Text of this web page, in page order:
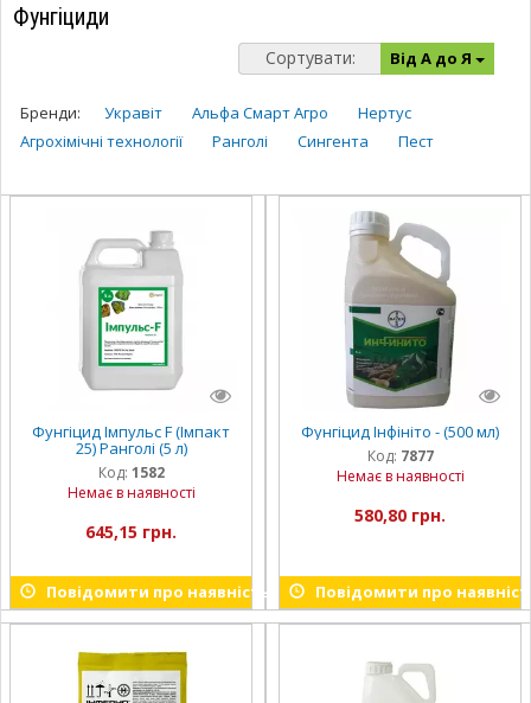
Фунгіциди
Сортувати: Від А до Я
Бренди: Укравіт Альфа Смарт Агро
Нертус
Агрохімічні технології
Ранголі Сингента Пест
Фунгіцид Імпульс F (Імпакт
25) Ранголі (5 л)
Код: 1582
Немає в наявності
645,15 грн.
Повідомити про наявність
Фунгіцид Інфініто - (500 мл)
Код: 7877
Немає в наявності
580,80 грн.
Повідомити про